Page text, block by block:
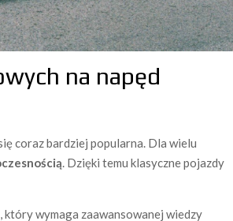
na napęd
coraz bardziej popularna. Dla wielu
. Dzięki temu klasyczne pojazdy
który wymaga zaawansowanej wiedzy